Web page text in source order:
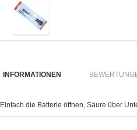
INFORMATIONEN
Einfach die Batterie öffnen, Säure über